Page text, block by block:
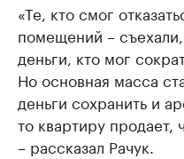
«Те, кто смог
помещений –
деньги, кто мог
Но основная масса
деньги сохранить и
то квартиру продает,
– рассказал Рачук.